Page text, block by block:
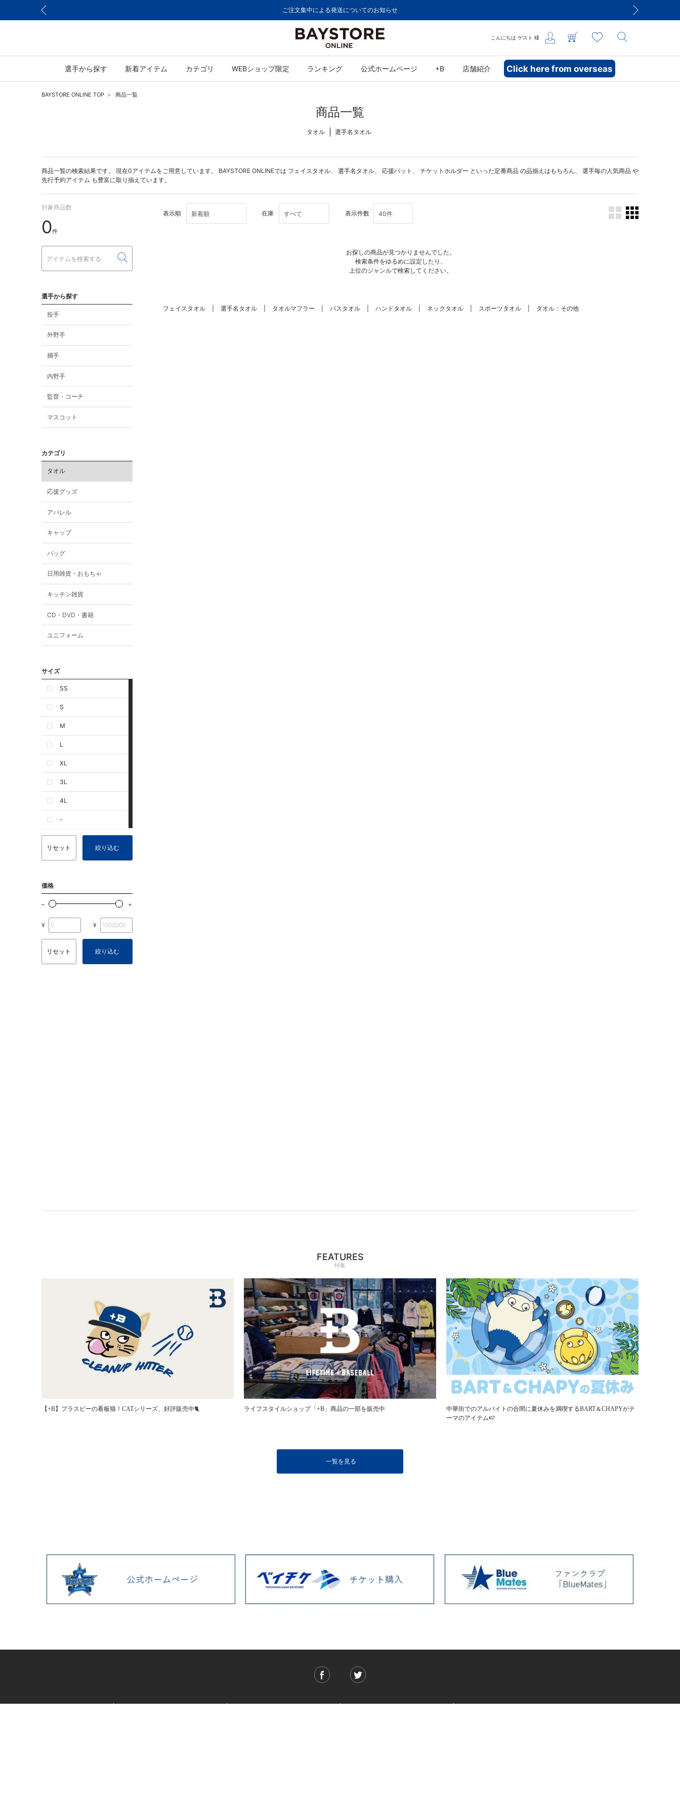
ご注文集中による発送についてのお知らせ
こんにちは ゲスト 様
選手から探す 新着アイテム カテゴリ WEBショップ限定 ランキング 公式ホームページ +B 店舗紹介 Click here from overseas
BAYSTORE ONLINE TOP 商品一覧
商品一覧
タオル 選手名タオル
商品一覧の検索結果です。 現在0アイテムをご用意しています。 BAYSTORE ONLINEでは フェイスタオル、 選手名タオル、 応援バット 、 チケットホルダー といった定番商品 の品揃えはもちろん、 選手毎の人気商品 や
先行予約アイテム も豊富に取り揃えています。
対象商品数
0件
選手から探す
投手
外野手
捕手
内野手
監督・コーチ
マスコット
カテゴリ
タオル
応援グッズ
アパレル
キャップ
バッグ
日用雑貨・おもちゃ
キッチン雑貨
CD・DVD・書籍
ユニフォーム
サイズ
SS
S
M
L
XL
3L
4L
-
リセット 絞り込む
価格
¥ ¥
リセット 絞り込む
表示順 在庫 表示件数
お探しの商品が見つかりませんでした。
検索条件をゆるめに設定したり、
上位のジャンルで検索してください。
フェイスタオル 選手名タオル タオルマフラー バスタオル ハンドタオル ネックタオル スポーツタオル タオル：その他
FEATURES
特集
【+B】プラスビーの看板猫！CATシリーズ、好評販売中🐈 ライフスタイルショップ「+B」商品の一部を販売中
中華街でのアルバイトの合間に夏休みを満喫するBART＆CHAPYがテ
ーマのアイテム🍉
一覧を見る